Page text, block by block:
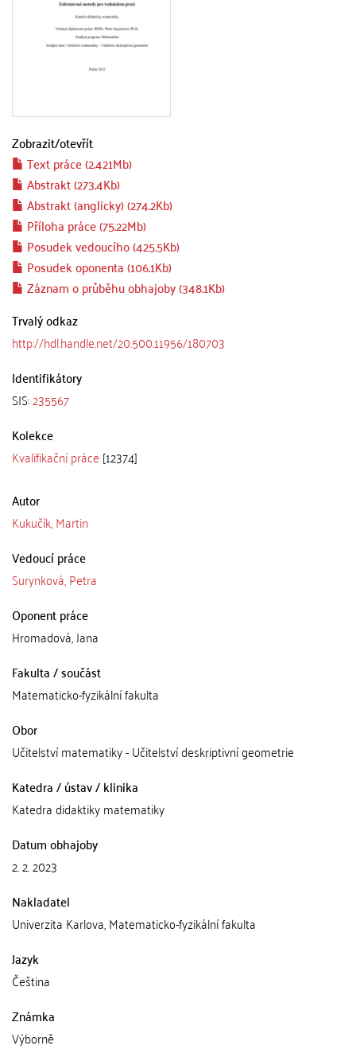
Zobrazit/otevřít
Text práce (2.421Mb)
Abstrakt (273.4Kb)
Abstrakt (anglicky) (274.2Kb)
Příloha práce (75.22Mb)
Posudek vedoucího (425.5Kb)
Posudek oponenta (106.1Kb)
Záznam o průběhu obhajoby (348.1Kb)
Trvalý odkaz
http://hdl.handle.net/20.500.11956/180703
Identifikátory
SIS:235567
Kolekce
Kvalifikační práce [12374]
Autor
Kukučík, Martin
Vedoucí práce
Surynková, Petra
Oponent práce
Hromadová, Jana
Fakulta / součást
Matematicko-fyzikální fakulta
Obor
Učitelství matematiky - Učitelství deskriptivní geometrie
Katedra / ústav / klinika
Katedra didaktiky matematiky
Datum obhajoby
2. 2. 2023
Nakladatel
Univerzita Karlova, Matematicko-fyzikální fakulta
Jazyk
Čeština
Známka
Výborně